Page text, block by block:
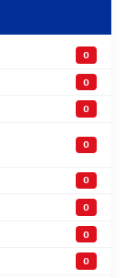
0
0
0
0
0
0
0
0